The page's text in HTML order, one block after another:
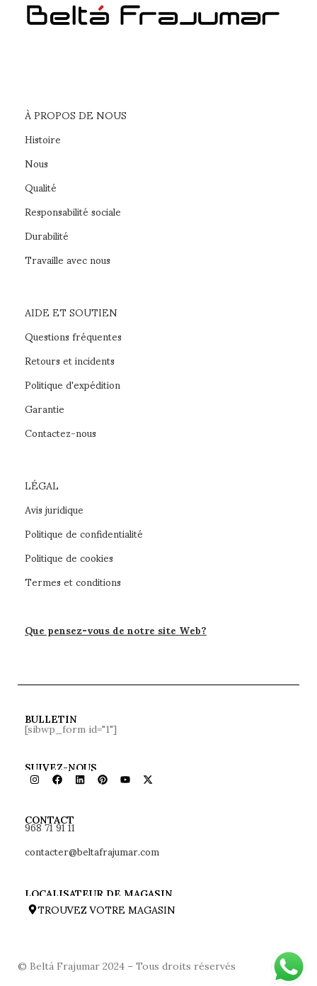
À PROPOS DE NOUS
Histoire
Nous
Qualité
Responsabilité sociale
Durabilité
Travaille avec nous
AIDE ET SOUTIEN
Questions fréquentes
Retours et incidents
Politique d'expédition
Garantie
Contactez-nous
LÉGAL
Avis juridique
Politique de confidentialité
Politique de cookies
Termes et conditions
Que pensez-vous de notre site Web?
BULLETIN
[sibwp_form id="1"]
SUIVEZ-NOUS
CONTACT
968 71 91 11
contacter@beltafrajumar.com
LOCALISATEUR DE MAGASIN
TROUVEZ VOTRE MAGASIN
© Beltá Frajumar 2024 – Tous droits réservés